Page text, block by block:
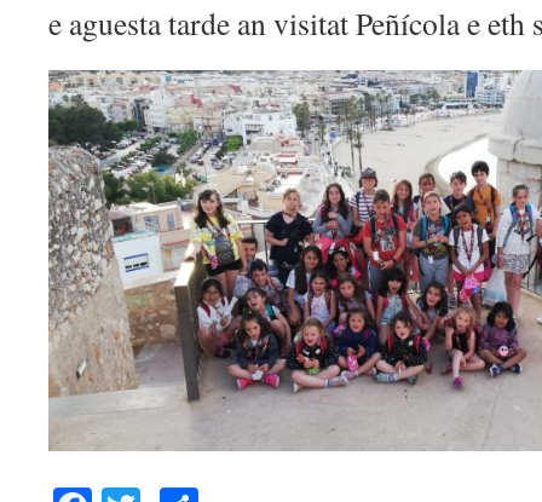
e aguesta tarde an visitat Peñícola e eth